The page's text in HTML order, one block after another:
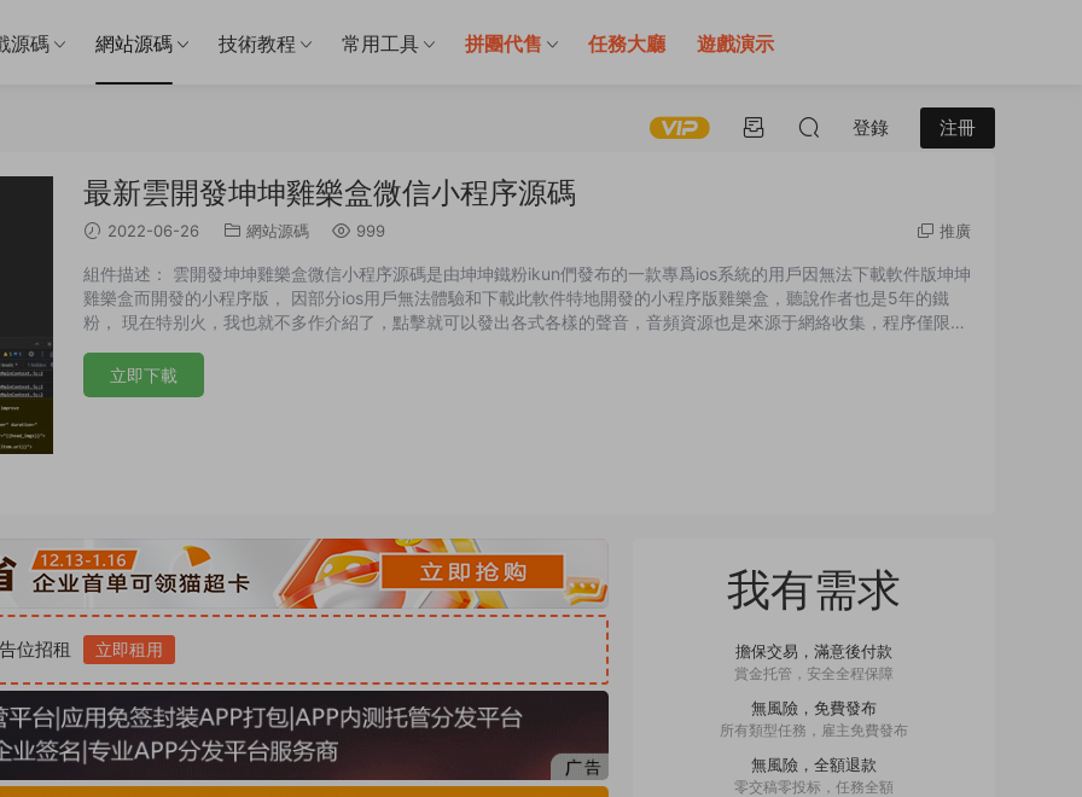
源碼 網站源碼 技術教程 常用工具 拼團代售 任務大廳 遊戲演示
登錄 注冊
最新雲開發坤坤雞樂盒微信小程序源碼
2022-06-26 網站源碼 999 推廣
組件描述： 雲開發坤坤雞樂盒微信小程序源碼是由坤坤鐵粉ikun們發布的一款專爲ios系統的用戶因無法下載軟件版坤坤
雞樂盒而開發的小程序版， 因部分ios用戶無法體驗和下載此軟件特地開發的小程序版雞樂盒，聽說作者也是5年的鐵
粉， 現在特别火，我也就不多作介紹了，點擊就可以發出各式各樣的聲音，音頻資源也是來源于網絡收集，程序僅限交
立即下載
位招租 立即租用
我有需求
擔保交易，滿意後付款
賞金托管，安全全程保障
無風險，免費發布
所有類型任務，雇主免費發布
無風險，全額退款
零交稿零投标，任務全額